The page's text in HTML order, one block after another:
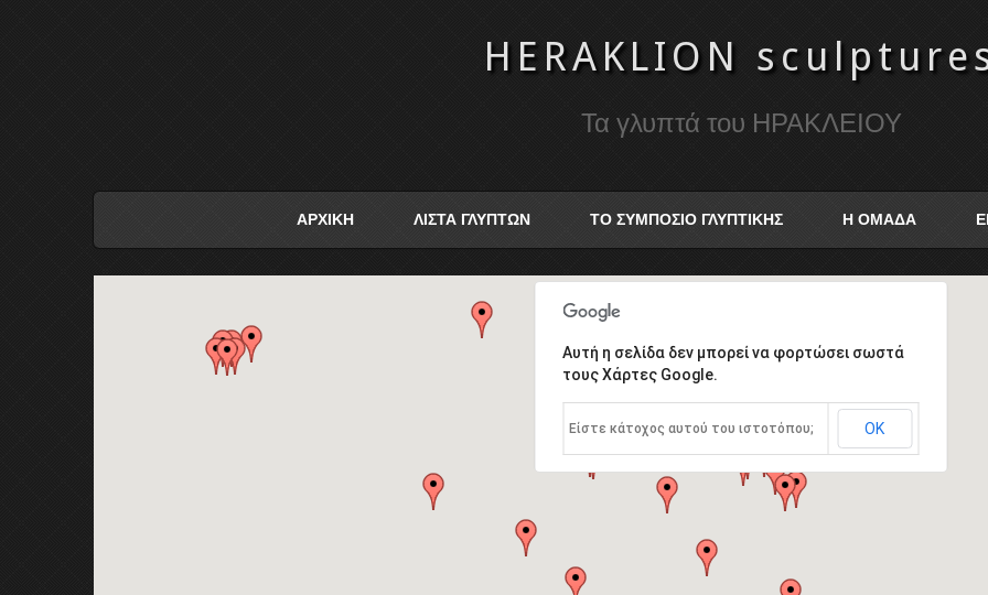
HERAKLION
Τα γλυπτά του ΗΡΑΚΛΕΙΟΥ
ΑΡΧΙΚΗ ΛΙΣΤΑ ΓΛΥΠΤΩΝ ΤΟ ΣΥΜΠΟΣΙΟ ΓΛΥΠΤΙΚΗΣ Η ΟΜΑΔΑ
Αυτή η σελίδα δεν μπορεί να φορτώσει σωστά
τους Χάρτες Google.
Είστε κάτοχος αυτού του ιστοτόπου; ΟΚ